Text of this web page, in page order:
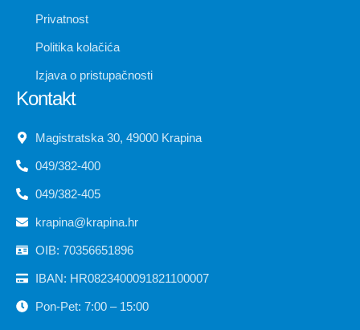
Privatnost
Politika kolačića
Izjava o pristupačnosti
Kontakt
Magistratska 30, 49000 Krapina
049/382-400
049/382-405
krapina@krapina.hr
OIB: 70356651896
IBAN: HR0823400091821100007
Pon-Pet: 7:00 – 15:00